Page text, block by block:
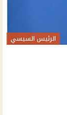
الرئيس السيسي